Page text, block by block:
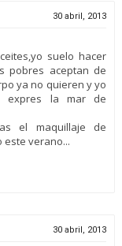
30 abril, 2013
suelo hacer
pobres aceptan de
ya no quieren y yo
expres la mar de
el maquillaje de
este verano...
30 abril, 2013